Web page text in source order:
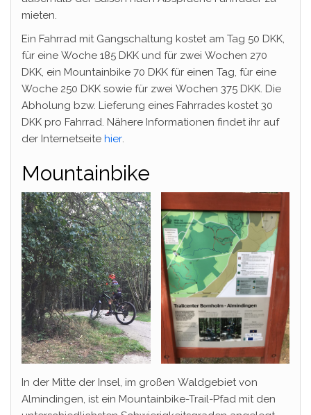
mieten.
Ein Fahrrad mit Gangschaltung kostet am Tag 50 DKK,
für eine Woche 185 DKK und für zwei Wochen 270
DKK, ein Mountainbike 70 DKK für einen Tag, für eine
Woche 250 DKK sowie für zwei Wochen 375 DKK. Die
Abholung bzw. Lieferung eines Fahrrades kostet 30
DKK pro Fahrrad. Nähere Informationen findet ihr auf
der Internetseite hier.
Mountainbike
In der Mitte der Insel, im großen Waldgebiet von
Almindingen, ist ein Mountainbike-Trail-Pfad mit den